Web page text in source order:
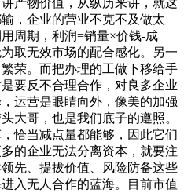
产物价值，从纵历来讲，就这
，企业的营业不克不及做太
周期，利润=销量×价钱-成
取无效市场的配合感化。另一
荣。而把办理的工做下移给手
要反不合理合作，对良多企业
运营是眼睛向外，像美的加强
大哥，也是我们底子的遵照。
恰当减点量都能够，因此它们
的企业无法分离资本，就要注
先、提拔价值、风险防备这些
入无人合作的蓝海。目前市值